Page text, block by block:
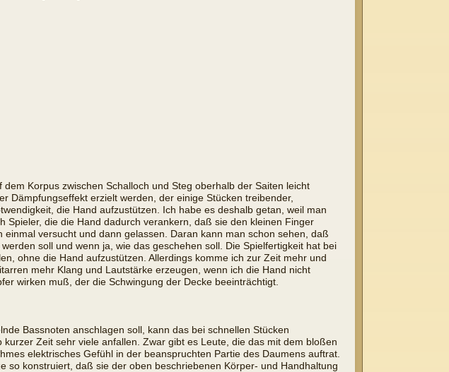
dem Korpus zwischen Schalloch und Steg oberhalb der Saiten leicht
Dämpfungseffekt erzielt werden, der einige Stücken treibender,
die Hand aufzustützen. Ich habe es deshalb getan, weil man
Spieler, die die Hand dadurch verankern, daß sie den kleinen Finger
versucht und dann gelassen. Daran kann man schon sehen, daß
soll und wenn ja, wie das geschehen soll. Die Spielfertigkeit hat bei
ohne die Hand aufzustützen. Allerdings komme ich zur Zeit mehr und
mehr Klang und Lautstärke erzeugen, wenn ich die Hand nicht
wirken muß, der die Schwingung der Decke beeinträchtigt.
Bassnoten anschlagen soll, kann das bei schnellen Stücken
Zeit sehr viele anfallen. Zwar gibt es Leute, die das mit dem bloßen
elektrisches Gefühl in der beanspruchten Partie des Daumens auftrat.
so konstruiert, daß sie der oben beschriebenen Körper- und Handhaltung